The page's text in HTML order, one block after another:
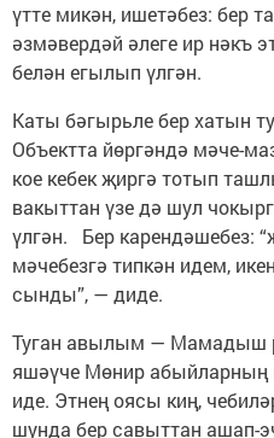
үтте микән, ишетәбез: бер
әзмәвердәй әлеге ир нәкъ
белән егылып үлгән.
Каты бәгырьле бер хатын
Объектта йөргәндә мәче-
кое кебек җиргә тотып
вакыттан үзе дә шул
үлгән. Бер карендәшебез:
мәчебезгә типкән идем,
сынды”, — диде.
Туган авылым — Мамадыш
яшәүче Мөнир абыйларның
иде. Этнең оясы киң,
шунда бер савыттан ашап-